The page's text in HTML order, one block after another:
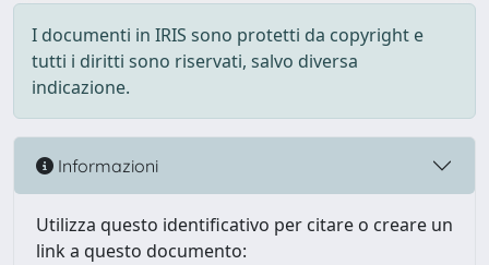
I documenti in IRIS sono protetti da copyright e
tutti i diritti sono riservati, salvo diversa
indicazione.
Informazioni
Utilizza questo identificativo per citare o creare un
link a questo documento: